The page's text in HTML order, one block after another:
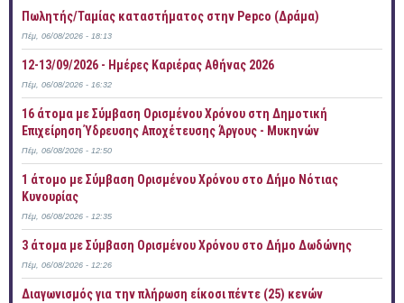
Πωλητής/Ταμίας καταστήματος στην Pepco (Δράμα)
Πέμ, 06/08/2026 - 18:13
12-13/09/2026 - Ημέρες Καριέρας Αθήνας 2026
Πέμ, 06/08/2026 - 16:32
16 άτομα με Σύμβαση Ορισμένου Χρόνου στη Δημοτική
Επιχείρηση Ύδρευσης Αποχέτευσης Άργους - Μυκηνών
Πέμ, 06/08/2026 - 12:50
1 άτομο με Σύμβαση Ορισμένου Χρόνου στο Δήμο Νότιας
Κυνουρίας
Πέμ, 06/08/2026 - 12:35
3 άτομα με Σύμβαση Ορισμένου Χρόνου στο Δήμο Δωδώνης
Πέμ, 06/08/2026 - 12:26
Διαγωνισμός για την πλήρωση είκοσι πέντε (25) κενών